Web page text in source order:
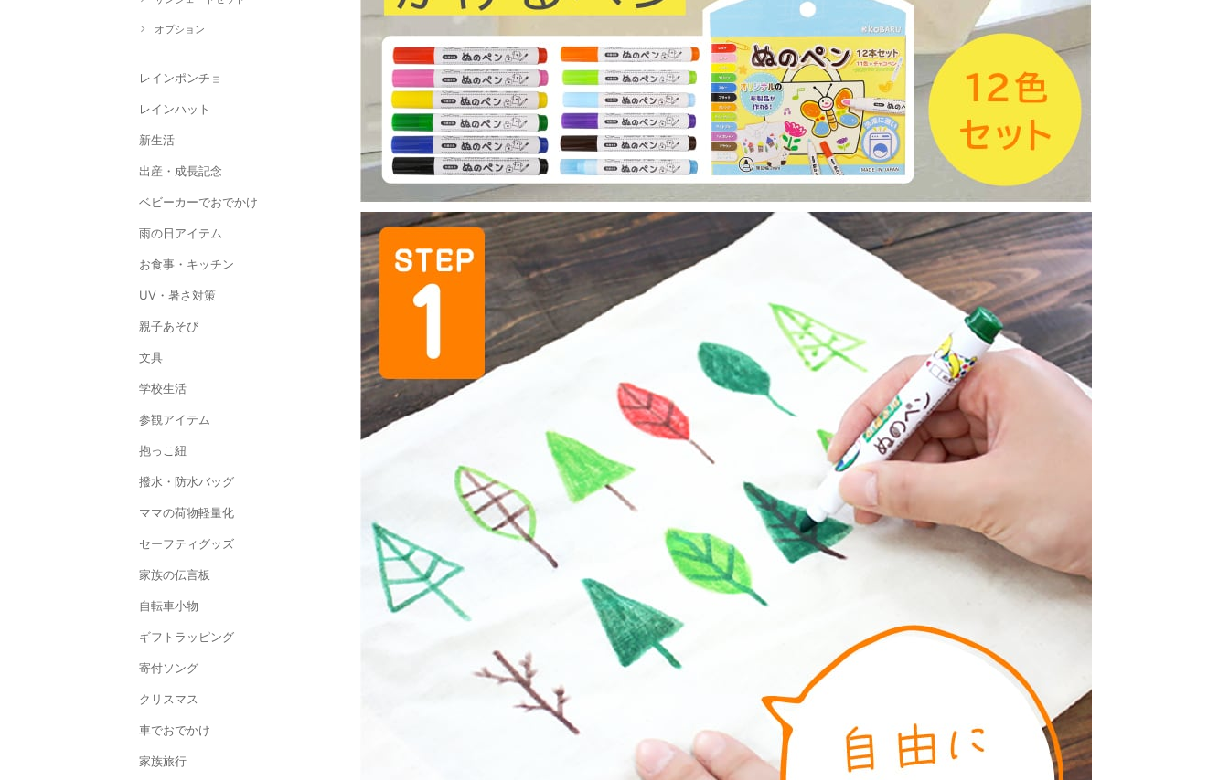
オプション
レインポンチョ
レインハット
新生活
出産・成長記念
ベビーカーでおでかけ
雨の日アイテム
お食事・キッチン
UV・暑さ対策
親子あそび
文具
学校生活
参観アイテム
抱っこ紐
撥水・防水バッグ
ママの荷物軽量化
セーフティグッズ
家族の伝言板
自転車小物
ギフトラッピング
寄付ソング
クリスマス
車でおでかけ
家族旅行